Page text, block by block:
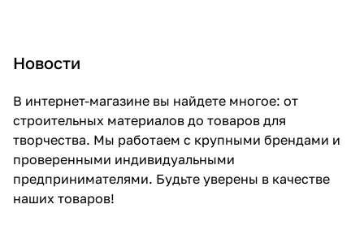
Новости
В интернет-магазине вы найдете многое: от
строительных материалов до товаров для
творчества. Мы работаем с крупными брендами и
проверенными индивидуальными
предпринимателями. Будьте уверены в качестве
наших товаров!